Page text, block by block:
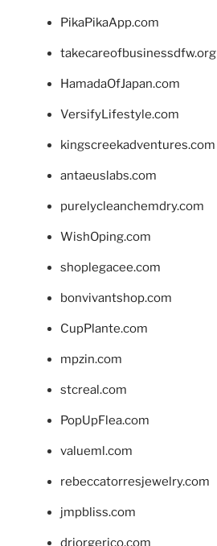
PikaPikaApp.com
takecareofbusinessdfw.org
HamadaOfJapan.com
VersifyLifestyle.com
kingscreekadventures.com
antaeuslabs.com
purelycleanchemdry.com
WishOping.com
shoplegacee.com
bonvivantshop.com
CupPlante.com
mpzin.com
stcreal.com
PopUpFlea.com
valueml.com
rebeccatorresjewelry.com
jmpbliss.com
drjorgerico.com